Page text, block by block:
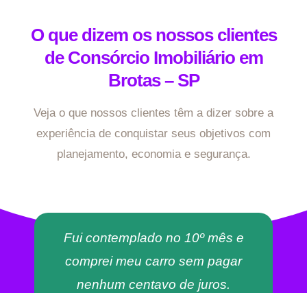
O que dizem os nossos clientes
de Consórcio Imobiliário em
Brotas – SP
Veja o que nossos clientes têm a dizer sobre a
experiência de conquistar seus objetivos com
planejamento, economia e segurança.
Fui contemplado no 10º mês e
comprei meu carro sem pagar
nenhum centavo de juros.